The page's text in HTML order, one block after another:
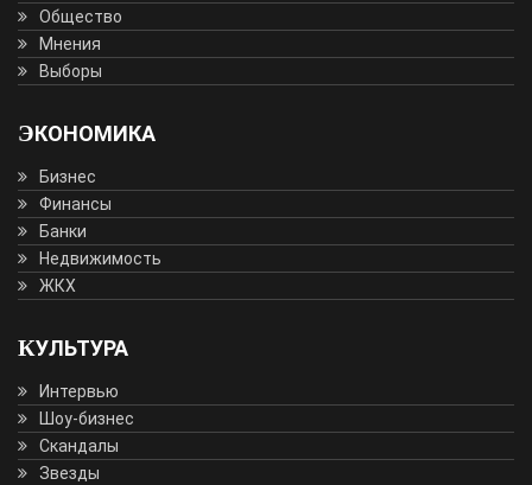
Общество
Мнения
Выборы
ЭКОНОМИКА
Бизнес
Финансы
Банки
Недвижимость
ЖКХ
КУЛЬТУРА
Интервью
Шоу-бизнес
Скандалы
Звезды